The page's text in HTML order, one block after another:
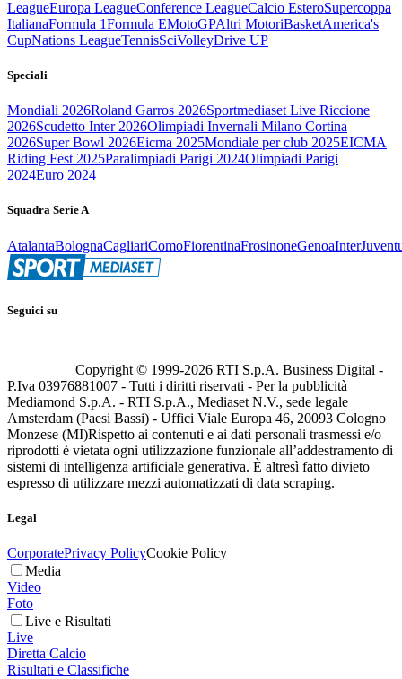
LeagueEuropa LeagueConference LeagueCalcio EsteroSupercoppa
ItalianaFormula 1Formula EMotoGPAltri MotoriBasketAmerica's
CupNations LeagueTennisSciVolleyDrive UP
Speciali
Mondiali 2026Roland Garros 2026Sportmediaset Live Riccione
2026Scudetto Inter 2026Olimpiadi Invernali Milano Cortina
2026Super Bowl 2026Eicma 2025Mondiale per club 2025EICMA
Riding Fest 2025Paralimpiadi Parigi 2024Olimpiadi Parigi
2024Euro 2024
Squadra Serie A
AtalantaBolognaCagliariComoFiorentinaFrosinoneGenoaInter
Seguici su
Copyright © 1999-2026 RTI S.p.A. Business Digital -
P.Iva 03976881007 - Tutti i diritti riservati - Per la pubblicità
Mediamond S.p.A. - RTI S.p.A., Mediaset N.V., sede legale
Amsterdam (Paesi Bassi) - Uffici Viale Europa 46, 20093 Cologno
Monzese (MI)Rispetto ai contenuti e ai dati personali trasmessi e/o
riprodotti è vietata ogni utilizzazione funzionale all’addestramento di
sistemi di intelligenza artificiale generativa. È altresì fatto divieto
espresso di utilizzare mezzi automatizzati di data scraping.
Legal
CorporatePrivacy PolicyCookie Policy
Media
Video
Foto
Live e Risultati
Live
Diretta Calcio
Risultati e Classifiche